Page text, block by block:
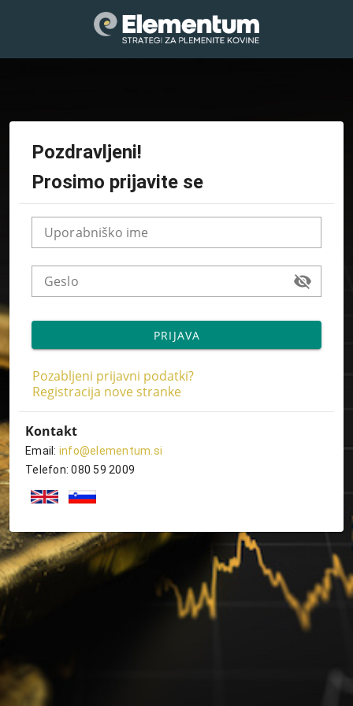
Pozdravljeni!
Prosimo prijavite se
Uporabniško ime
Geslo
PRIJAVA
Pozabljeni prijavni podatki?
Registracija nove stranke
Kontakt
Email: info@elementum.si
Telefon: 080 59 2009